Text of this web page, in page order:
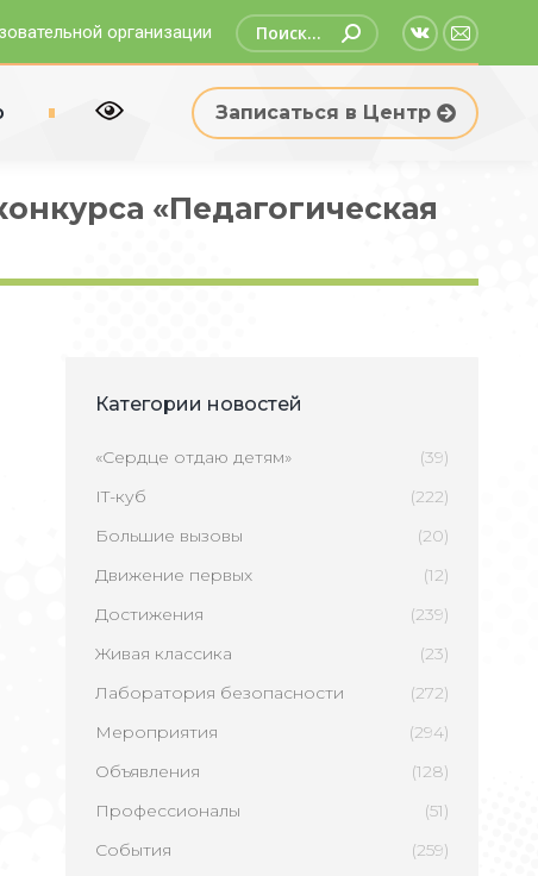
организации Поиск:
Страница
Вконтакте
окне
Email
Записаться в Центр
«Педагогическая
Категории новостей
«Сердце отдаю детям»
(39)
IT-куб
(222)
Большие вызовы
(20)
Движение первых
(12)
Достижения
(239)
Живая классика
(23)
Лаборатория безопасности
(272)
Мероприятия
(294)
Объявления
(128)
Профессионалы
(51)
События
(259)